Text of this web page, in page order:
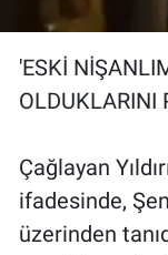
'ESKİ
OLDUKLARINI
Çağlayan
ifadesinde,
üzerinden